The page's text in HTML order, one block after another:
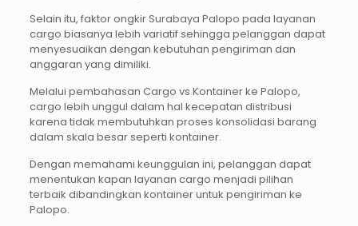
Selain itu, faktor ongkir Surabaya Palopo pada layanan
cargo biasanya lebih variatif sehingga pelanggan dapat
menyesuaikan dengan kebutuhan pengiriman dan
anggaran yang dimiliki.
Melalui pembahasan Cargo vs Kontainer ke Palopo,
cargo lebih unggul dalam hal kecepatan distribusi
karena tidak membutuhkan proses konsolidasi barang
dalam skala besar seperti kontainer.
Dengan memahami keunggulan ini, pelanggan dapat
menentukan kapan layanan cargo menjadi pilihan
terbaik dibandingkan kontainer untuk pengiriman ke
Palopo.